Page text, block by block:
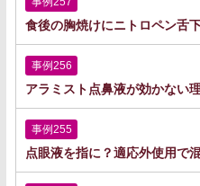
食後の胸焼けにニトロペン舌
事例256
アラミスト点鼻液が効かない
事例255
点眼液を指に？適応外使用で